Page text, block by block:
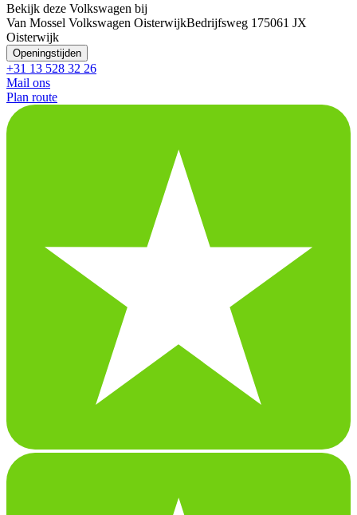
Bekijk deze Volkswagen bij
Van Mossel Volkswagen OisterwijkBedrijfsweg 175061 JX
Oisterwijk
Openingstijden
+31 13 528 32 26
Mail ons
Plan route